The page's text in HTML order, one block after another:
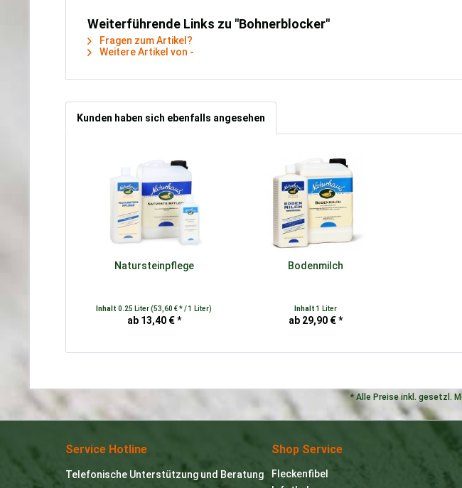
Weiterführende Links zu "Bohnerblocker"
Fragen zum Artikel?
Weitere Artikel von -
Kunden haben sich ebenfalls angesehen
Natursteinpflege
Inhalt0.25 Liter(53,60 € * / 1 Liter)
ab 13,40 € *
Bodenmilch
Inhalt1 Liter
ab 29,90 € *
* Alle Preise inkl. gesetzl.
Service Hotline
Telefonische Unterstützung und Beratung
Shop Service
Fleckenfibel